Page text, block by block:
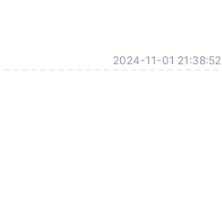
2024-11-01 21:38:52